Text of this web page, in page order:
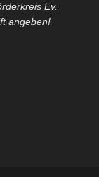
Ev.
angeben!